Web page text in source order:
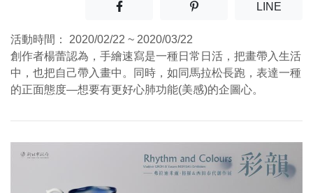
分享至facebook(另開新視窗)
分享至噗浪(另開新視窗)
LINE(另開
活動時間：
2020/02/22 ~ 2020/03/22
創作者楊蕾認為，手繪速寫是一種日常日活，把畫帶入生活
中，也把自己帶入畫中。同時，如同馬拉松長跑，表達一種
的正面態度—想要有更好心肺功能(美感)的企圖心。